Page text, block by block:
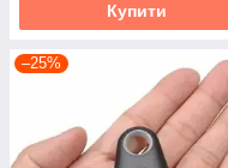
Купити
–25%